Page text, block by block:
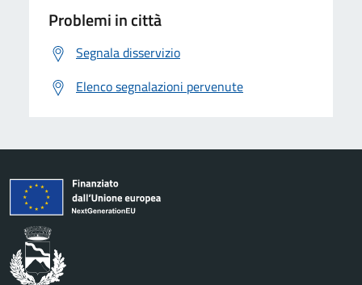
Problemi in città
Segnala disservizio
Elenco segnalazioni pervenute